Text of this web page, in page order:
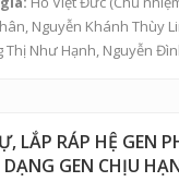
, Nguyễn Khánh Thùy
Thị Như Hạnh, Nguyễn
LẮP RÁP HỆ GEN
GEN CHỊU